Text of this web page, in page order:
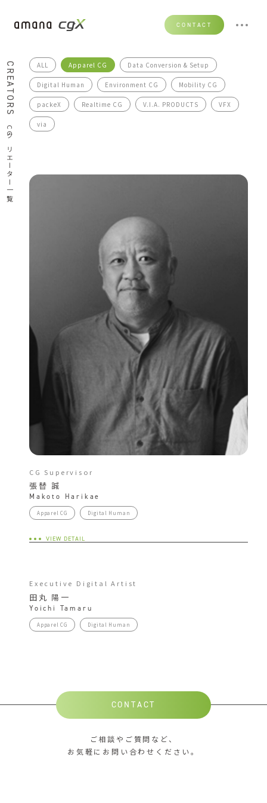
CONTACT
CREATORS
CGクリエーター一覧
ALL Apparel CG Data Conversion & Setup
Digital Human Environment CG Mobility CG
packeX Realtime CG V.I.A. PRODUCTS VFX
via
CG Supervisor
張替 誠
Makoto Harikae
Apparel CG Digital Human
VIEW DETAIL
Executive Digital Artist
田丸 陽一
Yoichi Tamaru
Apparel CG Digital Human
CONTACT
ご相談やご質問など、
お気軽にお問い合わせください。